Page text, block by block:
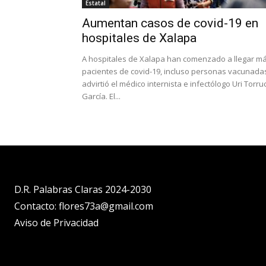
Estatal
Aumentan casos de covid-19 en
hospitales de Xalapa
A hospitales de Xalapa han comenzado a llegar
pacientes de covid-19, incluso personas
advirtió el médico internista e infectólogo Uri
García. El...
D.R. Palabras Claras 2024-2030
Contacto: flores73a@gmail.com
Aviso de Privacidad